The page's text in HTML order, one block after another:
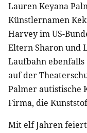
Lauren Keyana
Künstlernamen
Harvey im US-
Eltern Sharon und
Laufbahn
auf der
Palmer autistische
Firma, die
Mit elf Jahren